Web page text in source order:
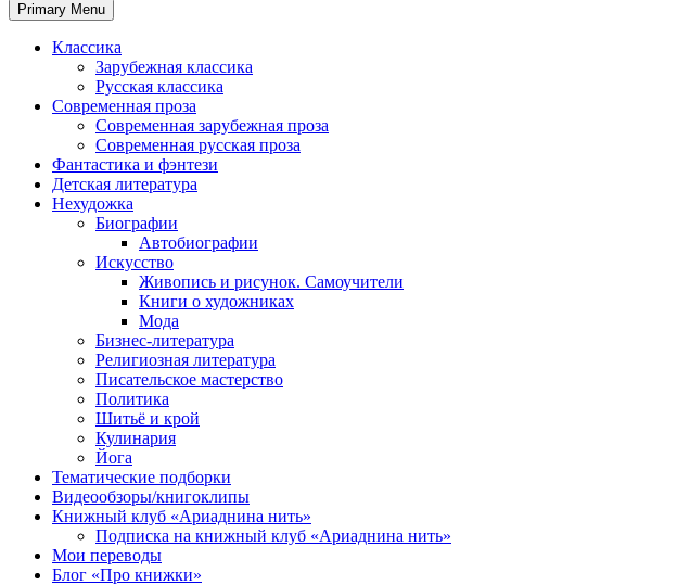
Primary Menu
Классика
Зарубежная классика
Русская классика
Современная проза
Современная зарубежная проза
Современная русская проза
Фантастика и фэнтези
Детская литература
Нехудожка
Биографии
Автобиографии
Искусство
Живопись и рисунок. Самоучители
Книги о художниках
Мода
Бизнес-литература
Религиозная литература
Писательское мастерство
Политика
Шитьё и крой
Кулинария
Йога
Тематические подборки
Видеообзоры/книгоклипы
Книжный клуб «Ариаднина нить»
Подписка на книжный клуб «Ариаднина нить»
Мои переводы
Блог «Про книжки»